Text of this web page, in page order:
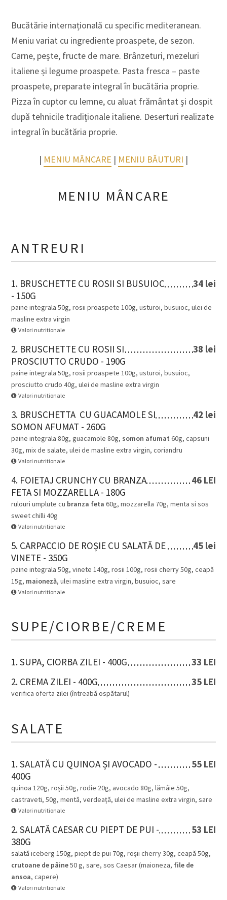
Bucătărie internațională cu specific mediteranean.
Meniu variat cu ingrediente proaspete, de sezon.
Carne, pește, fructe de mare. Brânzeturi, mezeluri
italiene și legume proaspete. Pasta fresca – paste
proaspete, preparate integral în bucătăria proprie.
Pizza în cuptor cu lemne, cu aluat frământat și dospit
după tehnicile tradiționale italiene. Deserturi realizate
integral în bucătăria proprie.
| MENIU MÂNCARE | MENIU BĂUTURI |
MENIU MÂNCARE
ANTREURI
1. BRUSCHETTE CU ROSII SI BUSUIOC
- 150G
paine integrala 50g, rosii proaspete 100g, usturoi, busuioc, ulei de
masline extra virgin
Valori nutritionale
34 lei
2. BRUSCHETTE CU ROSII SI
PROSCIUTTO CRUDO - 190G
paine integrala 50g, rosii proaspete 100g, usturoi, busuioc,
prosciutto crudo 40g, ulei de masline extra virgin
Valori nutritionale
38 lei
3. BRUSCHETTA CU GUACAMOLE SI
SOMON AFUMAT - 260G
paine integrala 80g, guacamole 80g, somon afumat 60g, capsuni
30g, mix de salate, ulei de masline extra virgin, coriandru
Valori nutritionale
42 lei
4. FOIETAJ CRUNCHY CU BRANZA
FETA SI MOZZARELLA - 180G
rulouri umplute cu branza feta 60g, mozzarella 70g, menta si sos
sweet chilli 40g
Valori nutritionale
46 LEI
5. CARPACCIO DE ROȘIE CU SALATĂ DE
VINETE - 350G
paine integrala 50g, vinete 140g, rosii 100g, rosii cherry 50g, ceapă
15g, maioneză, ulei masline extra virgin, busuioc, sare
Valori nutritionale
45 lei
SUPE/CIORBE/CREME
1. SUPA, CIORBA ZILEI - 400G
33 LEI
2. CREMA ZILEI - 400G
35 LEI
verifica oferta zilei (întreabă ospătarul)
SALATE
1. SALATĂ CU QUINOA ȘI AVOCADO -
400G
quinoa 120g, roșii 50g, rodie 20g, avocado 80g, lămâie 50g,
castraveti, 50g, mentă, verdeață, ulei de masline extra virgin, sare
Valori nutritionale
55 LEI
2. SALATĂ CAESAR CU PIEPT DE PUI -
380G
salată iceberg 150g, piept de pui 70g, roșii cherry 30g, ceapă 50g,
crutoane de pâine50 g, sare, sos Caesar (maioneza, file de
ansoa, capere)
Valori nutritionale
53 LEI